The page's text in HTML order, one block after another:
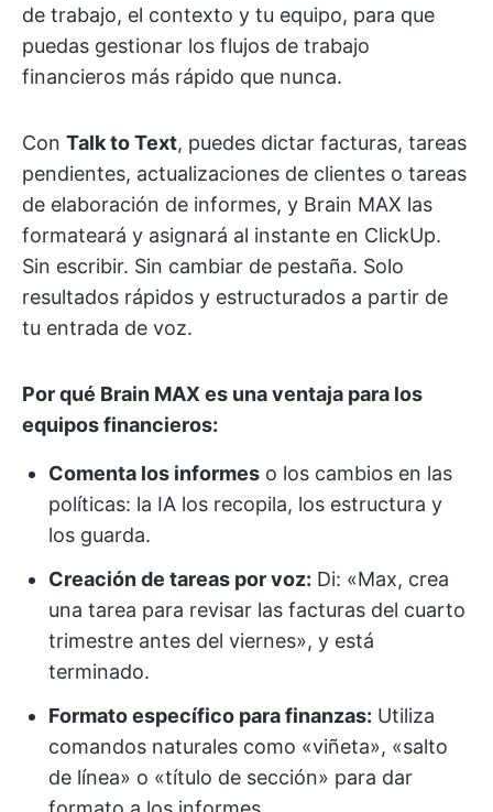
de trabajo, el contexto y tu equipo, para que
puedas gestionar los flujos de trabajo
financieros más rápido que nunca.
Con Talk to Text, puedes dictar facturas, tareas
pendientes, actualizaciones de clientes o tareas
de elaboración de informes, y Brain MAX las
formateará y asignará al instante en ClickUp.
Sin escribir. Sin cambiar de pestaña. Solo
resultados rápidos y estructurados a partir de
tu entrada de voz.
Por qué Brain MAX es una ventaja para los
equipos financieros:
Comenta los informes o los cambios en las
políticas: la IA los recopila, los estructura y
los guarda.
Creación de tareas por voz: Di: «Max, crea
una tarea para revisar las facturas del cuarto
trimestre antes del viernes», y está
terminado.
Formato específico para finanzas: Utiliza
comandos naturales como «viñeta», «salto
de línea» o «título de sección» para dar